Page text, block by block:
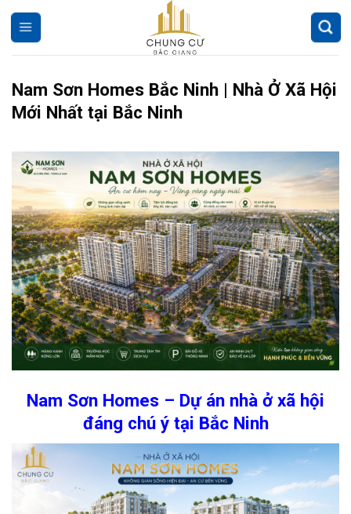
Chuyển
đến
Nam Sơn Homes Bắc Ninh | Nhà Ở Xã Hội
Mới Nhất tại Bắc Ninh
Nam Sơn Homes – Dự án nhà ở xã hội
đáng chú ý tại Bắc Ninh